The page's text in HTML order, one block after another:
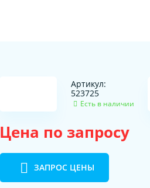
Артикул:
523725
Есть в наличии
Цена по запросу
ЗАПРОС ЦЕНЫ